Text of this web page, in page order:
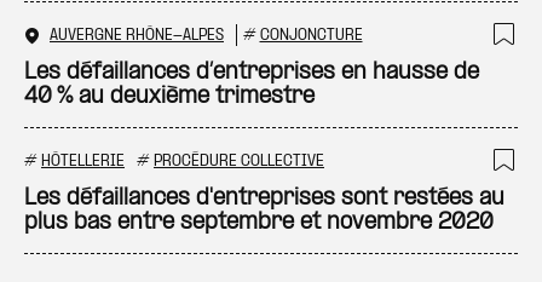
AUVERGNE RHÔNE-ALPES # CONJONCTURE
Les défaillances d’entreprises en hausse de
40 % au deuxième trimestre
# HÔTELLERIE # PROCÉDURE COLLECTIVE
Les défaillances d'entreprises sont restées au
plus bas entre septembre et novembre 2020